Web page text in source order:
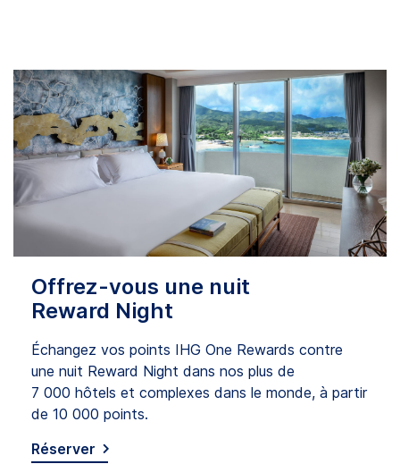
Offrez-vous une nuit
Reward Night
Échangez vos points IHG One Rewards contre
une nuit Reward Night dans nos plus de
7 000 hôtels et complexes dans le monde, à partir
de 10 000 points.
Réserver